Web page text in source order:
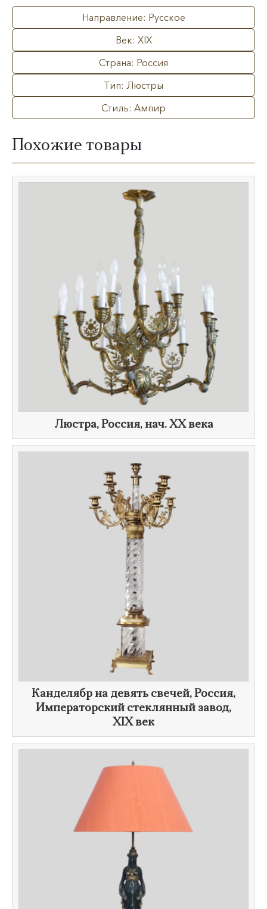
Направление: Русское
Век: XIX
Страна: Россия
Тип: Люстры
Стиль: Ампир
Похожие товары
Люстра, Россия, нач. XX века
Канделябр на девять свечей, Россия,
Императорский стеклянный завод,
XIX век